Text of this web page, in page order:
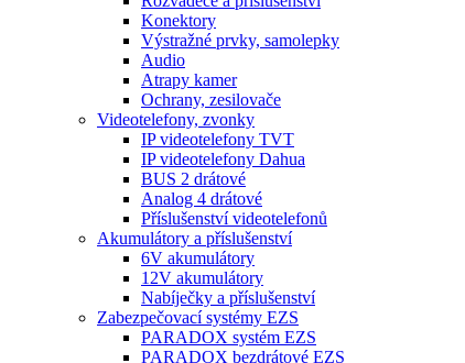
Konektory
Výstražné prvky, samolepky
Audio
Atrapy kamer
Ochrany, zesilovače
Videotelefony, zvonky
IP videotelefony TVT
IP videotelefony Dahua
BUS 2 drátové
Analog 4 drátové
Příslušenství videotelefonů
Akumulátory a příslušenství
6V akumulátory
12V akumulátory
Nabíječky a příslušenství
Zabezpečovací systémy EZS
PARADOX systém EZS
PARADOX bezdrátové EZS